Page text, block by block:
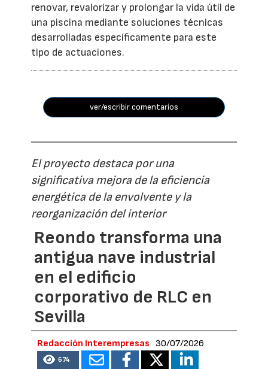
renovar, revalorizar y prolongar la vida útil de
una piscina mediante soluciones técnicas
desarrolladas específicamente para este
tipo de actuaciones.
ver/escribir comentarios
El proyecto destaca por una
significativa mejora de la eficiencia
energética de la envolvente y la
reorganización del interior
Reondo transforma una
antigua nave industrial
en el edificio
corporativo de RLC en
Sevilla
Redacción Interempresas 30/07/2026
674